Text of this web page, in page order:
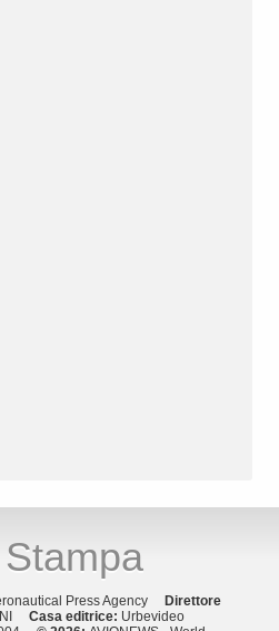
Press Agency Direttore
Casa editrice: Urbevideo